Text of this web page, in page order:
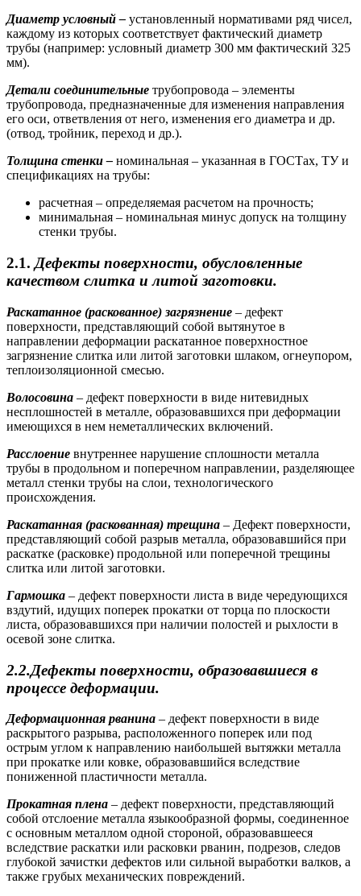
Диаметр условный – установленный нормативами ряд чисел,
каждому из которых соответствует фактический диаметр
трубы (например: условный диаметр 300 мм фактический 325
мм).
Детали соединительные трубопровода – элементы
трубопровода, предназначенные для изменения направления
его оси, ответвления от него, изменения его диаметра и др.
(отвод, тройник, переход и др.).
Толщина стенки – номинальная – указанная в ГОСТах, ТУ и
спецификациях на трубы:
расчетная – определяемая расчетом на прочность;
минимальная – номинальная минус допуск на толщину
стенки трубы.
2.1. Дефекты поверхности, обусловленные
качеством слитка и литой заготовки.
Раскатанное (раскованное) загрязнение – дефект
поверхности, представляющий собой вытянутое в
направлении деформации раскатанное поверхностное
загрязнение слитка или литой заготовки шлаком, огнеупором,
теплоизоляционной смесью.
Волосовина – дефект поверхности в виде нитевидных
несплошностей в металле, образовавшихся при деформации
имеющихся в нем неметаллических включений.
Расслоение внутреннее нарушение сплошности металла
трубы в продольном и поперечном направлении, разделяющее
металл стенки трубы на слои, технологического
происхождения.
Раскатанная (раскованная) трещина – Дефект поверхности,
представляющий собой разрыв металла, образовавшийся при
раскатке (расковке) продольной или поперечной трещины
слитка или литой заготовки.
Гармошка – дефект поверхности листа в виде чередующихся
вздутий, идущих поперек прокатки от торца по плоскости
листа, образовавшихся при наличии полостей и рыхлости в
осевой зоне слитка.
2.2.Дефекты поверхности, образовавшиеся в
процессе деформации.
Деформационная рванина – дефект поверхности в виде
раскрытого разрыва, расположенного поперек или под
острым углом к направлению наибольшей вытяжки металла
при прокатке или ковке, образовавшийся вследствие
пониженной пластичности металла.
Прокатная плена – дефект поверхности, представляющий
собой отслоение металла языкообразной формы, соединенное
с основным металлом одной стороной, образовавшееся
вследствие раскатки или расковки рванин, подрезов, следов
глубокой зачистки дефектов или сильной выработки валков, а
также грубых механических повреждений.